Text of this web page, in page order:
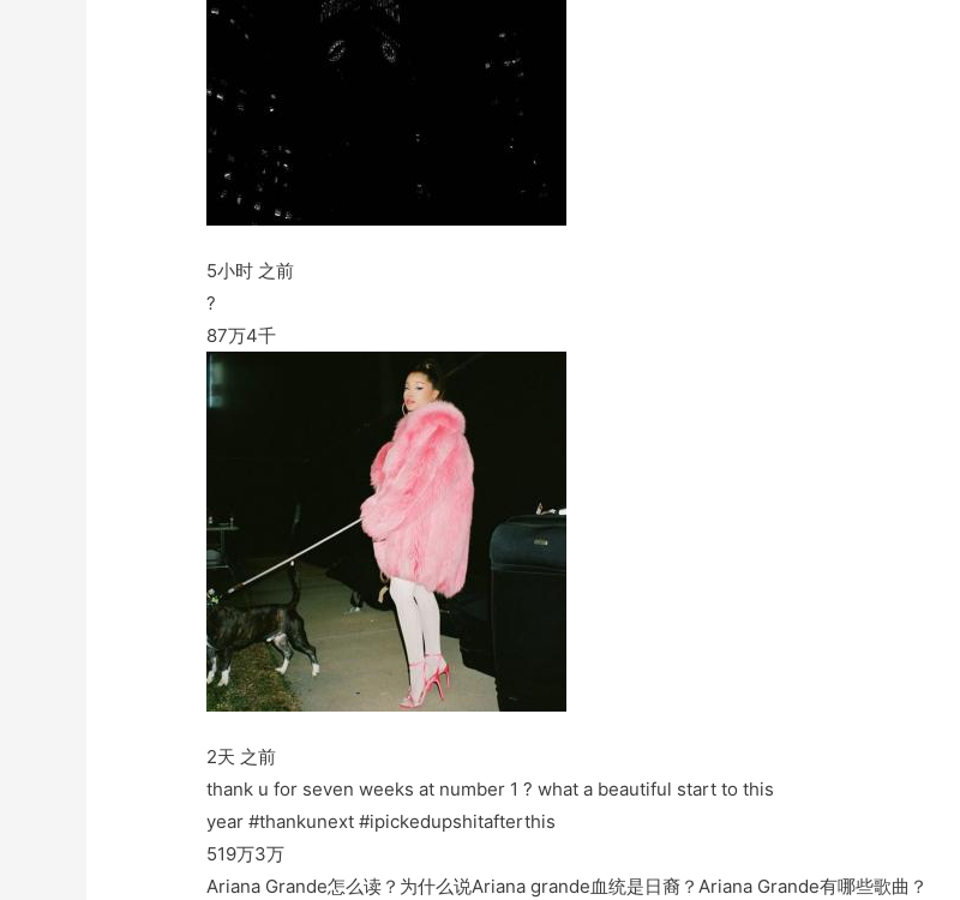
5小时 之前
?
87万4千
2天 之前
thank u for seven weeks at number 1 ? what a beautiful start to this
year #thankunext #ipickedupshitafterthis
519万3万
Ariana Grande怎么读？为什么说Ariana grande血统是日裔？Ariana Grande有哪些歌曲？